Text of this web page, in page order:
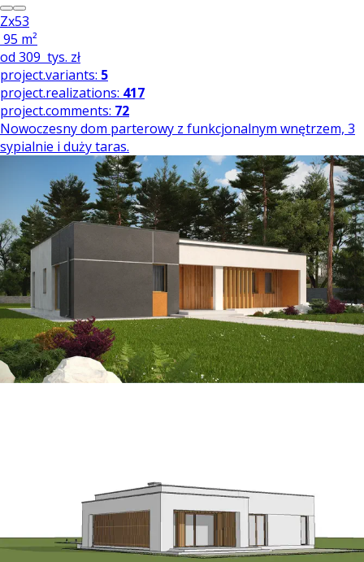
Zx53
95 m²
od 309 tys. zł
project.variants: 5
project.realizations: 417
project.comments: 72
Nowoczesny dom parterowy z funkcjonalnym wnętrzem, 3
sypialnie i duży taras.